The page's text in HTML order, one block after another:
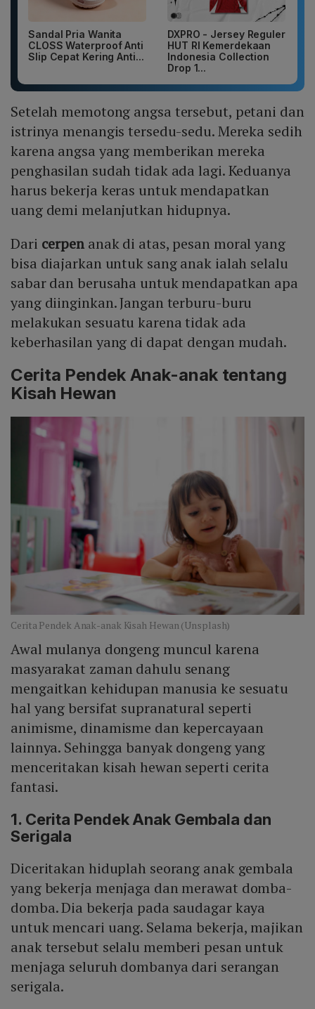
Sandal Pria Wanita
CLOSS Waterproof Anti
Slip Cepat Kering Anti...
DXPRO - Jersey Reguler
HUT RI Kemerdekaan
Indonesia Collection
Drop 1...
Setelah memotong angsa tersebut, petani dan
istrinya menangis tersedu-sedu. Mereka sedih
karena angsa yang memberikan mereka
penghasilan sudah tidak ada lagi. Keduanya
harus bekerja keras untuk mendapatkan
uang demi melanjutkan hidupnya.
Dari cerpenanak di atas, pesan moral yang
bisa diajarkan untuk sang anak ialah selalu
sabar dan berusaha untuk mendapatkan apa
yang diinginkan. Jangan terburu-buru
melakukan sesuatu karena tidak ada
keberhasilan yang di dapat dengan mudah.
Cerita Pendek Anak-anak tentang
Kisah Hewan
Cerita Pendek Anak-anak Kisah Hewan (Unsplash)
Awal mulanya dongeng muncul karena
masyarakat zaman dahulu senang
mengaitkan kehidupan manusia ke sesuatu
hal yang bersifat supranatural seperti
animisme, dinamisme dan kepercayaan
lainnya. Sehingga banyak dongeng yang
menceritakan kisah hewan seperti cerita
fantasi.
1. Cerita Pendek Anak Gembala dan
Serigala
Diceritakan hiduplah seorang anak gembala
yang bekerja menjaga dan merawat domba-
domba. Dia bekerja pada saudagar kaya
untuk mencari uang. Selama bekerja, majikan
anak tersebut selalu memberi pesan untuk
menjaga seluruh dombanya dari serangan
serigala.